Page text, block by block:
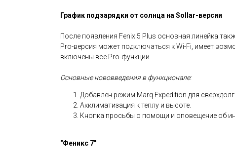
График подзарядки от солнца на Sollar-версии
После появления Fenix 5 Plus основная линейка
Pro-версия может подключаться к Wi-Fi, имеет
включены все Pro-функции.
Основные нововведения в функционале:
Добавлен режим Marq Expedition для
Акклиматизация к теплу и высоте.
Кнопка просьбы о помощи и оповещение об
"Феникс 7"